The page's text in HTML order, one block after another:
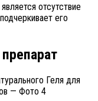
отсутствие
его